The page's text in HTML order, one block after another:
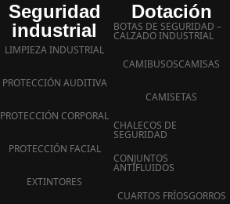
Seguridad
industrial
LIMPIEZA INDUSTRIAL
PROTECCIÓN AUDITIVA
PROTECCIÓN CORPORAL
PROTECCIÓN FACIAL
EXTINTORES
Dotación
BOTAS DE SEGURIDAD –
CALZADO INDUSTRIAL
CAMIBUSOSCAMISAS
CAMISETAS
CHALECOS DE
SEGURIDAD
CONJUNTOS
ANTIFLUIDOS
CUARTOS FRÍOSGORROS